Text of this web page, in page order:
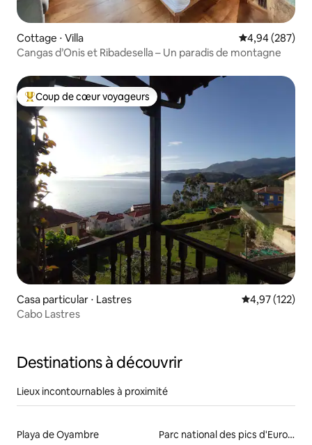
Cottage ⋅ Villa Évaluation
4,94 (287)
Cangas d’Onis et Ribadesella – Un paradis de montagne
Coups de cœur voyageurs les plus appréciés
Coup de cœur voyageurs
Casa particular ⋅ Lastres Évaluation
4,97 (122)
Cabo Lastres
Destinations à découvrir
Lieux incontournables à proximité
Playa de Oyambre Parc national des pics d'Europe